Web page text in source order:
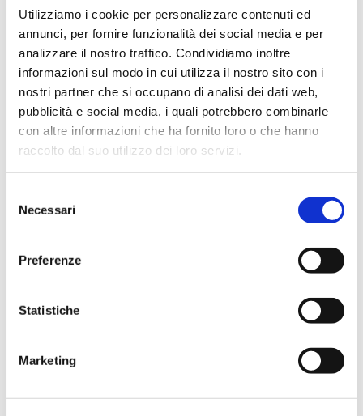
Utilizziamo i cookie per personalizzare contenuti ed
annunci, per fornire funzionalità dei social media e per
analizzare il nostro traffico. Condividiamo inoltre
informazioni sul modo in cui utilizza il nostro sito con i
nostri partner che si occupano di analisi dei dati web,
pubblicità e social media, i quali potrebbero combinarle
con altre informazioni che ha fornito loro o che hanno
raccolto dal suo utilizzo dei loro servizi.
delNecessari
Preferenze
Statistiche
Marketing
Dies könnte Sie auch